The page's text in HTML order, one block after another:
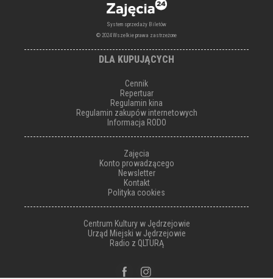
System sprzedaży Biletów
© 2024 Wszelkie prawa zastrzeżone
DLA KUPUJĄCYCH
Cennik
Repertuar
Regulamin kina
Regulamin zakupów internetowych
Informacja RODO
Zajęcia
Konto prowadzącego
Newsletter
Kontakt
Polityka cookies
Centrum Kultury w Jędrzejowie
Urząd Miejski w Jędrzejowie
Radio z QLTURĄ